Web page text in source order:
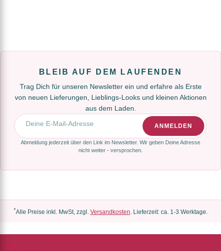
BLEIB AUF DEM LAUFENDEN
Trag Dich für unseren Newsletter ein und erfahre als Erste
von neuen Lieferungen, Lieblings-Looks und kleinen Aktionen
aus dem Laden.
E-Mail-Adresse
ANMELDEN
Abmeldung jederzeit über den Link im Newsletter. Wir geben Deine Adresse
nicht weiter - versprochen.
*Alle Preise inkl. MwSt, zzgl. Versandkosten. Lieferzeit: ca. 1-3 Werktage.